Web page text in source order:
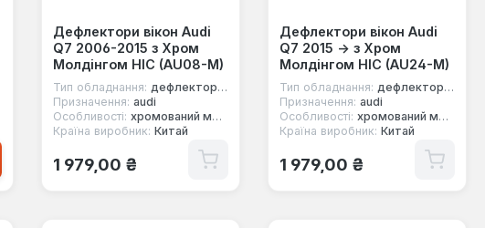
Дефлектори вікон Audi
Q7 2006-2015 з Хром
Молдінгом HIC (AU08-M)
Тип обладнання: дефлектори вікон
Призначення: audi
Особливості: хромований молдинг
Країна виробник: Китай
Звичайна ціна:
1 979,00 ₴
Дефлектори вікон Audi
Q7 2015 -> з Хром
Молдінгом HIC (AU24-M)
Тип обладнання: дефлектори вікон
Призначення: audi
Особливості: хромований молдинг
Країна виробник: Китай
Звичайна ціна:
1 979,00 ₴